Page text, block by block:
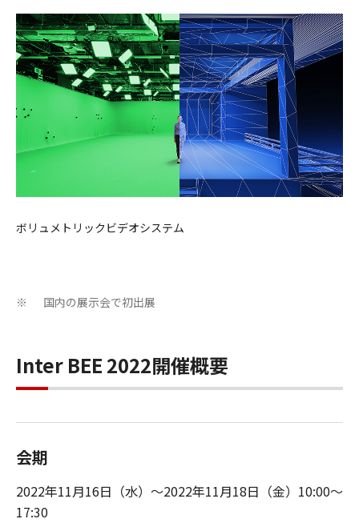
ボリュメトリックビデオシステム
※ 国内の展示会で初出展
Inter BEE 2022開催概要
会期
2022年11月16日（水）～2022年11月18日（金）10:00～
17:30